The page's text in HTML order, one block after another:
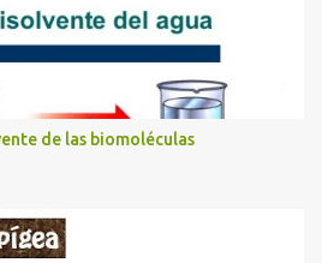
de las biomoléculas